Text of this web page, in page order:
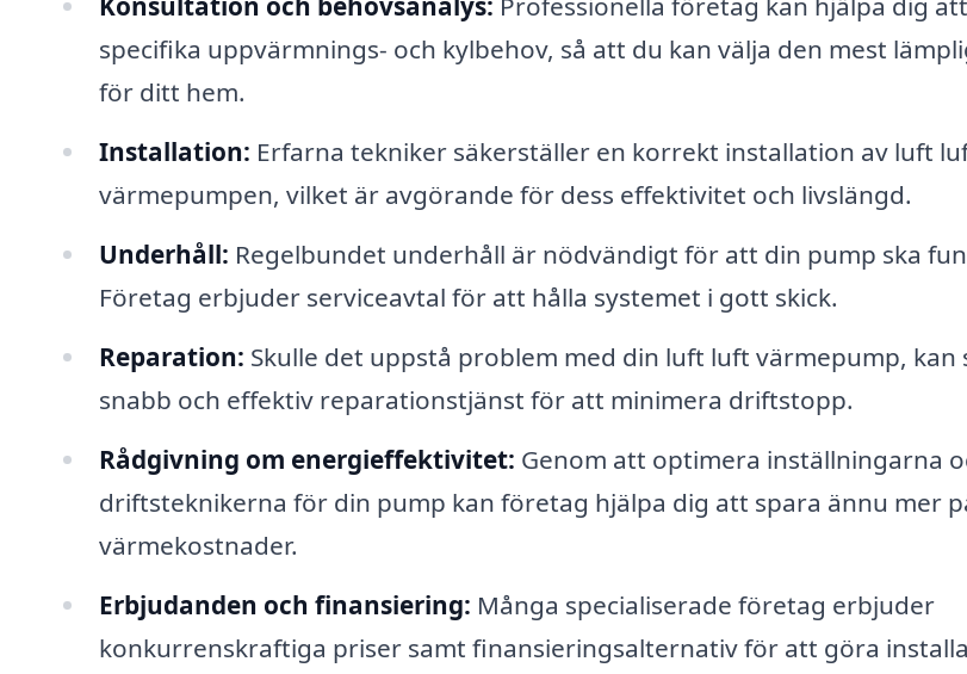
specifika uppvärmnings- och kylbehov, så att du kan välja den mest
för ditt hem.
Installation: Erfarna tekniker säkerställer en korrekt installation av luft
värmepumpen, vilket är avgörande för dess effektivitet och livslängd.
Underhåll: Regelbundet underhåll är nödvändigt för att din pump ska
Företag erbjuder serviceavtal för att hålla systemet i gott skick.
Reparation: Skulle det uppstå problem med din luft luft värmepump, kan
snabb och effektiv reparationstjänst för att minimera driftstopp.
Rådgivning om energieffektivitet: Genom att optimera inställningarna
driftsteknikerna för din pump kan företag hjälpa dig att spara ännu mer
värmekostnader.
Erbjudanden och finansiering: Många specialiserade företag erbjuder
konkurrenskraftiga priser samt finansieringsalternativ för att göra